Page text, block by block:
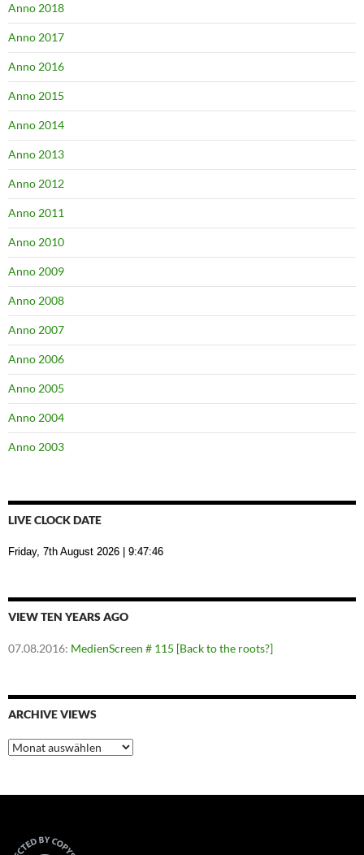
Anno 2018
Anno 2017
Anno 2016
Anno 2015
Anno 2014
Anno 2013
Anno 2012
Anno 2011
Anno 2010
Anno 2009
Anno 2008
Anno 2007
Anno 2006
Anno 2005
Anno 2004
Anno 2003
LIVE CLOCK DATE
Friday, 7th August 2026 | 9:47:46
VIEW TEN YEARS AGO
07.08.2016: MedienScreen # 115 [Back to the roots?]
ARCHIVE VIEWS
Archive
Views